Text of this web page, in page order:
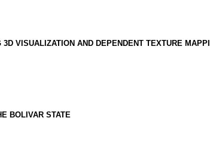
VISUALIZATION AND DEPENDENT TEXTURE
BOLIVAR STATE